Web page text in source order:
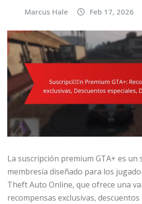
Marcus Hale Feb 17, 2026
La suscripción premium GTA+ es un
membresía diseñado para los
Theft Auto Online, que ofrece una
recompensas exclusivas, descuentos